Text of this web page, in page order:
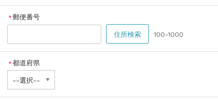
＊ 郵便番号
100-1000
＊ 都道府県